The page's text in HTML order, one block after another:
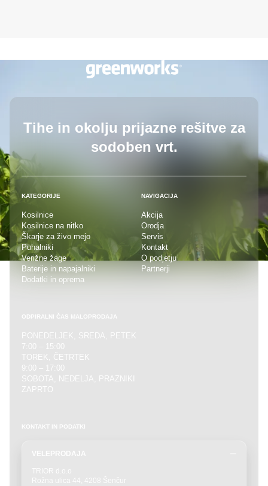
Tihe in okolju prijazne rešitveza
sodoben vrt.
KATEGORIJE
Kosilnice
Kosilnice na nitko
Škarje za živo mejo
Puhalniki
Verižne žage
Baterije in napajalniki
Dodatki in oprema
NAVIGACIJA
Akcija
Orodja
Servis
Kontakt
O podjetju
Partnerji
ODPIRALNI ČAS MALOPRODAJA
PONEDELJEK, SREDA, PETEK
7:00 – 15:00
TOREK, ČETRTEK
9:00 – 17:00
SOBOTA, NEDELJA, PRAZNIKI
ZAPRTO
KONTAKT IN PODATKI
VELEPRODAJA
TRIOR d.o.o
Rožna ulica 44, 4208 Šenčur